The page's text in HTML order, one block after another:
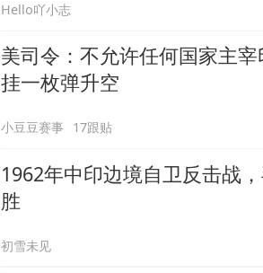
Hello吖小志
美司令：不允许任何国家主
挂一枚弹升空
小豆豆赛事 17跟贴
1962年中印边境自卫反击战
胜
初雪未见